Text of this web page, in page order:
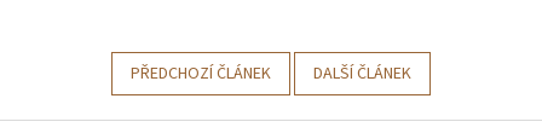
PŘEDCHOZÍ ČLÁNEK DALŠÍ ČLÁNEK
Z